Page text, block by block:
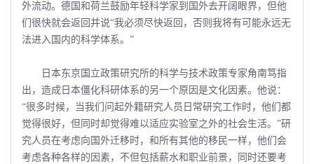
外流动。德国和荷兰鼓励年轻科学家到国外去开阔眼界，但他
们很快就会返回并说“我必须尽快返回，否则我将有可能永远无
法进入国内的科学体系。”
日本东京国立政策研究所的科学与技术政策专家角南笃指
出，造成日本僵化科研体系的另一个原因是文化因素。他说：
“很多时候，当我们问起外籍研究人员日常研究工作时，他们都
觉得很好，但同时却觉得难以适应实验室之外的社会生活。”研
究人员在考虑向国外迁移时，和所有其他的移民一样，他们会
考虑各种各样的因素，不但包括薪水和职业前景，同时还要考